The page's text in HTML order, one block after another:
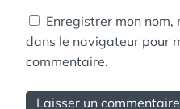
Enregistrer mon
dans le navigateur pour
commentaire.